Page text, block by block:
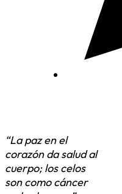
“La paz en el
corazón da salud al
cuerpo; los celos
son como cáncer